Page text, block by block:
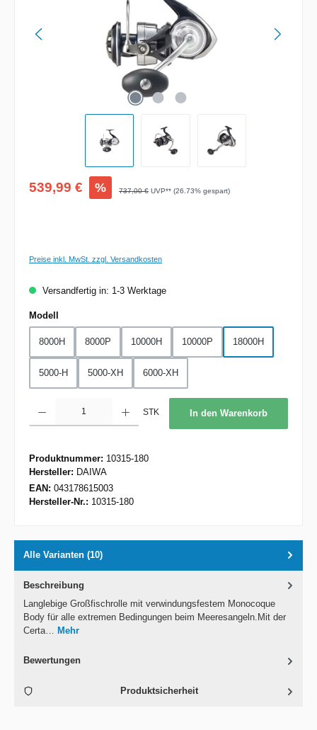
Verkaufspreis:
539,99 € % Regulärer Preis:
737,00 € UVP** (26.73% gespart)
Preise inkl. MwSt. zzgl. Versandkosten
Versandfertig in: 1-3 Werktage
Modell
8000H 8000P 10000H 10000P 18000H
5000-H 5000-XH 6000-XH
STK In den Warenkorb
Produktnummer: 10315-180
Hersteller: DAIWA
EAN: 043178615003
Hersteller-Nr.: 10315-180
Alle Varianten (10)
Beschreibung
Langlebige Großfischrolle mit verwindungsfestem Monocoque
Body für alle extremen Bedingungen beim Meeresangeln.Mit der
Certa… Mehr
Bewertungen
Produktsicherheit